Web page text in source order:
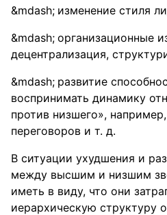
изменение стиля
организационные
децентрализация,
развитие
воспринимать динамику
против низшего»,
переговоров и т. д.
В ситуации ухудшения и
между высшим и низшим
иметь в виду, что они
иерархическую структуру